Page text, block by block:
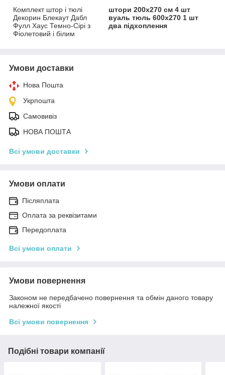
Комплект штор і тюлі
Декорин Блекаут Дабл
Фулл Хаус Темно-Сірі з
Фіолетовий і білим
штори 200x270 см 4 шт
вуаль тюль 600х270 1 шт
два підхоплення
Умови доставки
Нова Пошта
Укрпошта
Самовивіз
НОВА ПОШТА
Всі умови доставки
Умови оплати
Післяплата
Оплата за реквізитами
Передоплата
Всі умови оплати
Умови повернення
Законом не передбачено повернення та обмін даного товару
належної якості
Всі умови повернення
Подібні товари компанії